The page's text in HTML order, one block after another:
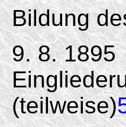
Bildung
9. 8. 1895
(teilweise)